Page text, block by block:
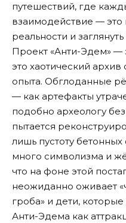
путешествий, где
взаимодействие — это
реальности и
Проект «Анти-Эдем» —
это хаотический архив
опыта. Обглоданные
— как артефакты
подобно археологу
пытается
лишь пустоту
много символизма и
что на фоне этой
неожиданно оживает
гроба» и дети,
Анти-Эдема как